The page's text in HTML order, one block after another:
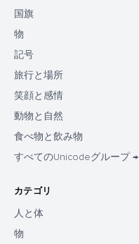
国旗
物
記号
旅行と場所
笑顔と感情
動物と自然
食べ物と飲み物
すべてのUnicodeグループ →
カテゴリ
人と体
物